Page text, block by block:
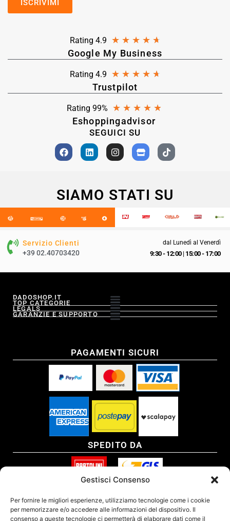
Gestisci Consenso
Per fornire le migliori esperienze, utilizziamo tecnologie come i cookie
per memorizzare e/o accedere alle informazioni del dispositivo. Il
consenso a queste tecnologie ci permetterà di elaborare dati come il
Rating 4.9 ★ ★ ★ ★ ★
Google My Business
Rating 4.9 ★ ★ ★ ★ ★
Trustpilot
Rating 99% ★ ★ ★ ★ ★
Eshoppingadvisor
SEGUICI SU
SIAMO STATI SU
Servizio Clienti
+39 02.40703420
dal Lunedì al Venerdì
9:30 - 12:00| 15:00 - 17:00
DADOSHOP.IT
TOP CATEGORIE
LEGALS
GARANZIE E SUPPORTO
PAGAMENTI SICURI
SPEDITO DA